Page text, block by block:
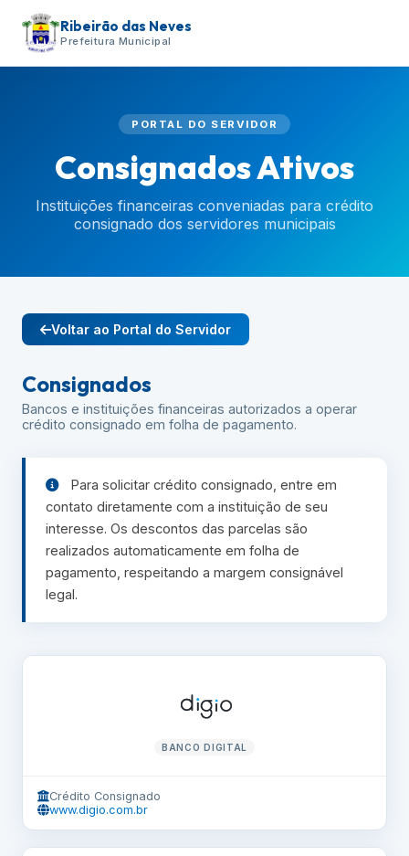
Ribeirão das Neves
Prefeitura Municipal
PORTAL DO SERVIDOR
Consignados Ativos
Instituições financeiras conveniadas para crédito
consignado dos servidores municipais
Voltar ao Portal do Servidor
Consignados
Bancos e instituições financeiras autorizados a operar
crédito consignado em folha de pagamento.
Para solicitar crédito consignado, entre em
contato diretamente com a instituição de seu
interesse. Os descontos das parcelas são
realizados automaticamente em folha de
pagamento, respeitando a margem consignável
legal.
BANCO DIGITAL
Crédito Consignado
www.digio.com.br